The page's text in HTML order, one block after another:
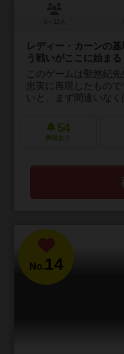
レディー・カーンの
う戦いがここに始まる
このゲームは聖悠紀
忠実に再現したもの
いと、まず間違いな
54
興味あり
No.14